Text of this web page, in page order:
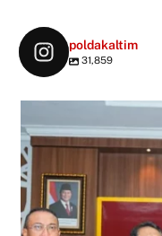
poldakaltim
31,859